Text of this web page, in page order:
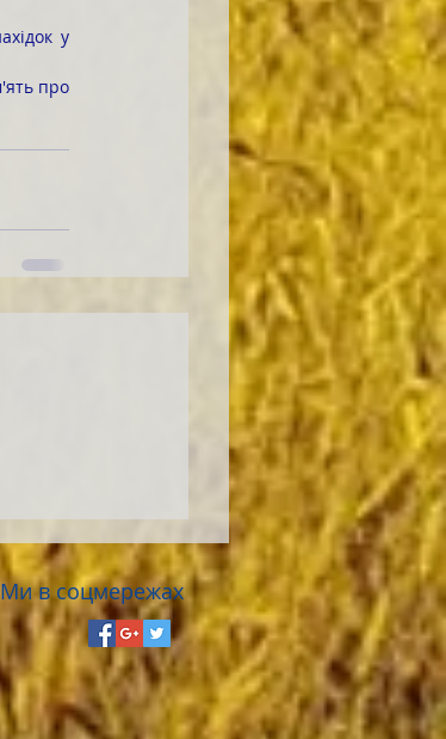
Ми в соцмережах